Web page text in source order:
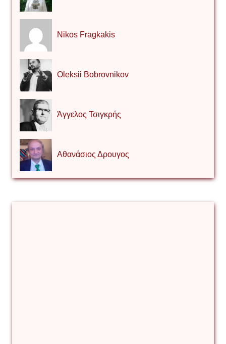
Nikos Fragkakis
Oleksii Bobrovnikov
Άγγελος Τσιγκρής
Αθανάσιος Δρουγος